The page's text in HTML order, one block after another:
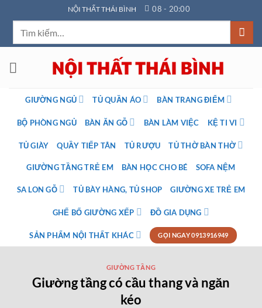
qua
dung
NỘI THẤT THÁI BÌNH 08 - 20:00
GIƯỜNG NGỦ TỦ QUẦN ÁO BÀN TRANG ĐIỂM
BỘ PHÒNG NGỦ BÀN ĂN GỖ BÀN LÀM VIỆC KỆ TI VI
TỦ GIÀY QUẦY TIẾP TÂN TỦ RƯỢU TỦ THỜ BÀN THỜ
GIƯỜNG TẦNG TRẺ EM BÀN HỌC CHO BÉ SOFA NỆM
SA LON GỖ TỦ BÀY HÀNG, TỦ SHOP GIƯỜNG XE TRẺ EM
GHẾ BỐ GIƯỜNG XẾP ĐỒ GIA DỤNG
SẢN PHẨM NỘI THẤT KHÁC GỌI NGAY 0913916949
GIƯỜNG TẦNG
Giường tầng có cầu thang và ngăn
kéo